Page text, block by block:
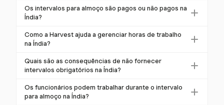
Na Índia, a duração obrigatória do intervalo para
almoço é tipicamente de pelo menos 30 minutos
das Fábricas, 1948. Alguns estados podem permitir
Os intervalos para almoço são pagos ou não pagos na
Índia?
Na Índia, intervalos para refeição de 30 minutos ou
mais são geralmente não pagos. No entanto,
frequentemente considerados horas de trabalho
compensáveis se fornecidos pelo empregador.
Como a Harvest ajuda a gerenciar horas de trabalho
na Índia?
A Harvest oferece ferramentas flexíveis de
rastreamento de tempo que podem ser adaptadas
garantindo conformidade com as leis trabalhistas
indianas e melhorando a eficiência operacional.
Quais são as consequências de não fornecer
intervalos obrigatórios na Índia?
Não fornecer intervalos obrigatórios na Índia pode
resultar em multas significativas, de até INR 100.000
Os funcionários podem trabalhar durante o intervalo
para almoço na Índia?